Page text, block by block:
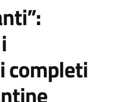
completi